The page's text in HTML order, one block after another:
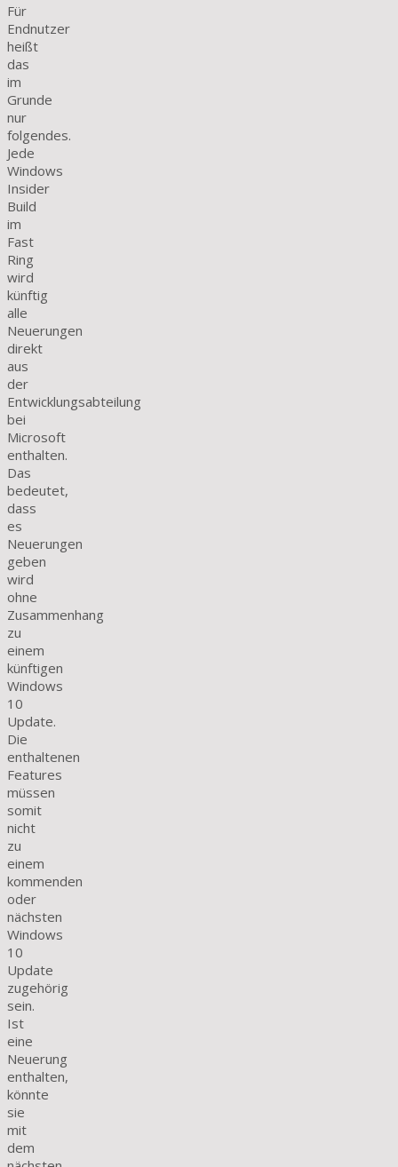
Für
Endnutzer
heißt
das
im
Grunde
nur
folgendes.
Jede
Windows
Insider
Build
im
Fast
Ring
wird
künftig
alle
Neuerungen
direkt
aus
der
Entwicklungsabteilung
bei
Microsoft
enthalten.
Das
bedeutet,
dass
es
Neuerungen
geben
wird
ohne
Zusammenhang
zu
einem
künftigen
Windows
10
Update.
Die
enthaltenen
Features
müssen
somit
nicht
zu
einem
kommenden
oder
nächsten
Windows
10
Update
zugehörig
sein.
Ist
eine
Neuerung
enthalten,
könnte
sie
mit
dem